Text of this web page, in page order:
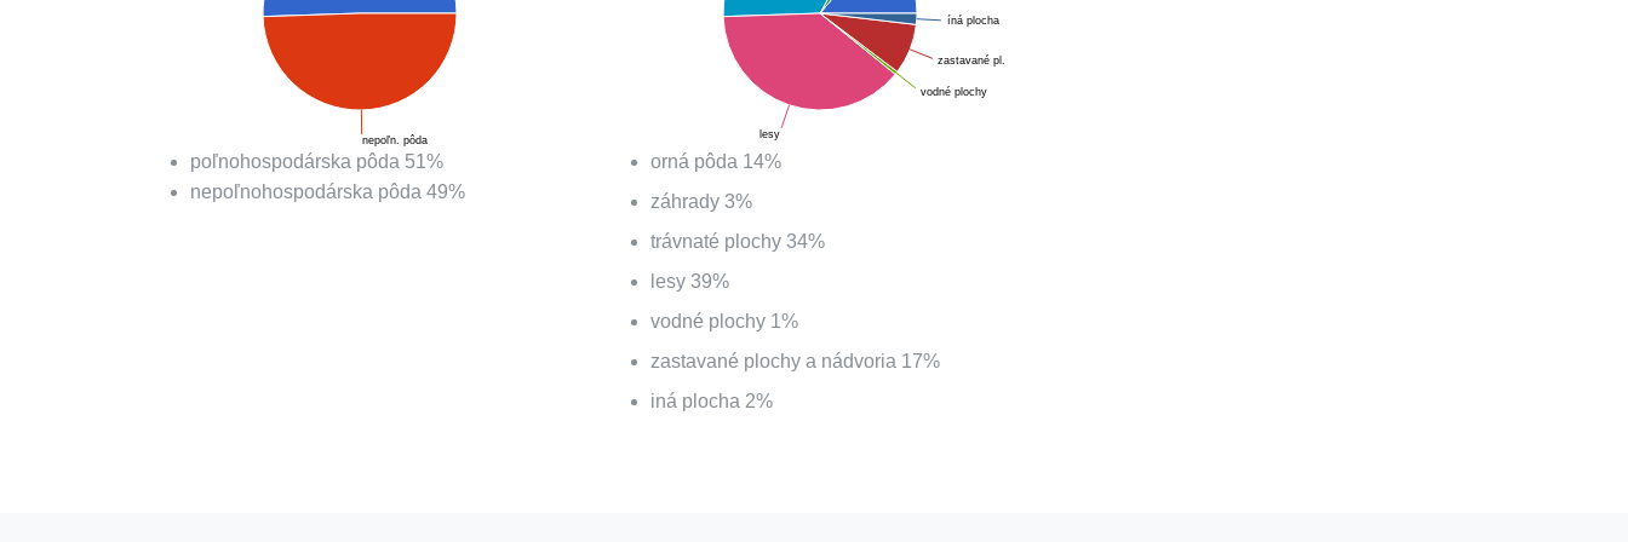
nepoľn. pôda
poľnohospodárska pôda 51%
nepoľnohospodárska pôda 49%
lesy
vodné plochy
zastavané pl.
íná plocha
orná pôda 14%
záhrady 3%
trávnaté plochy 34%
lesy 39%
vodné plochy 1%
zastavané plochy a nádvoria 17%
iná plocha 2%